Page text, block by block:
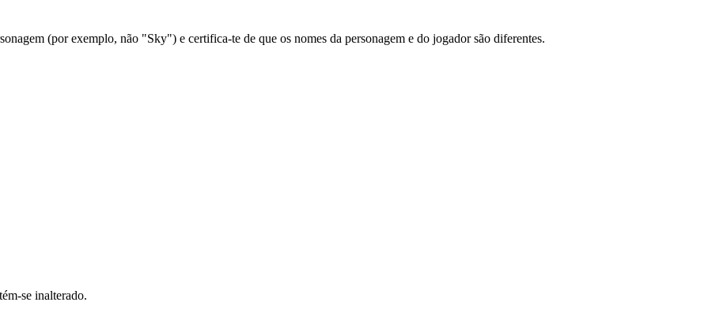
(por exemplo, não "Sky") e certifica-te de que os nomes da personagem e do jogador são diferentes.
se inalterado.